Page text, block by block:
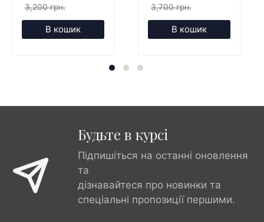
3,200 грн.
В кошик
3,700 грн.
В кошик
Будьте в курсі
Підпишіться на останні оновлення
та
дізнавайтеся про новинки та
спеціальні пропозиції першими.